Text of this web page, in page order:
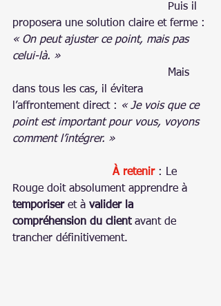
Puis il
proposera une solution claire et ferme :
« On peut ajuster ce point, mais pas
celui-là. »
Mais
dans tous les cas, il évitera
l’affrontement direct : « Je vois que ce
point est important pour vous, voyons
comment l’intégrer. »
À retenir : Le
Rouge doit absolument apprendre à
temporiser et à valider la
compréhension du client avant de
trancher définitivement.